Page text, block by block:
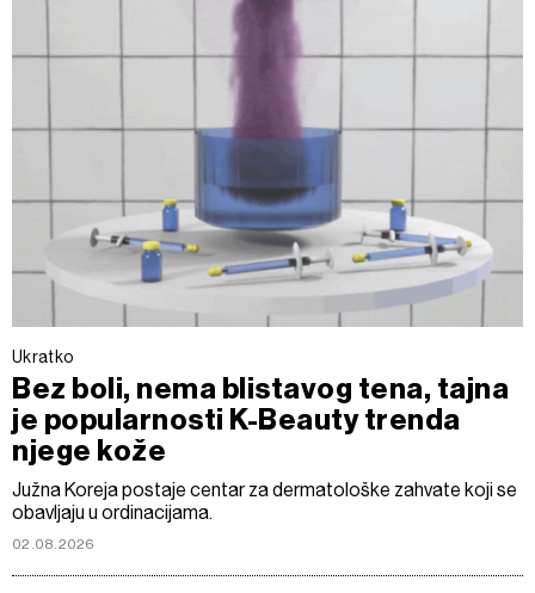
Ukratko
Bez boli, nema blistavog tena, tajna
je popularnosti K-Beauty trenda
njege kože
Južna Koreja postaje centar za dermatološke zahvate koji se
obavljaju u ordinacijama.
02.08.2026